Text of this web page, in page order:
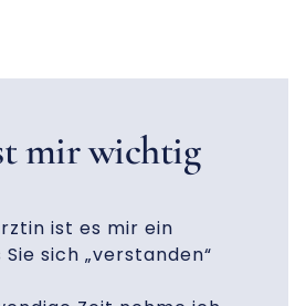
mir wichtig
ist es mir ein
sich „verstanden“